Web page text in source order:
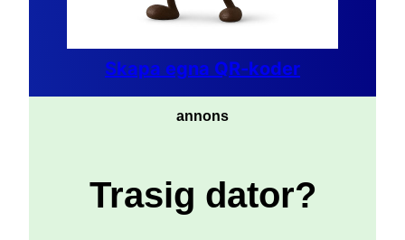
Skapa egna QR-koder
annons
Trasig dator?